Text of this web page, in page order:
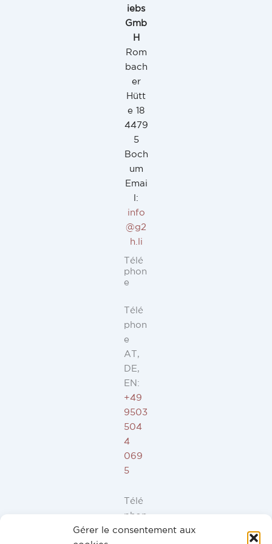
Gérer le consentement aux
iebs
Gmb
H
Rom
bach
er
Hütt
e 18
4479
5
Boch
um
Emai
l:
info
@g2
h.li
Télé
phon
e
Télé
phon
e
AT,
DE,
EN:
+49
9503
504
4
069
5
Télé
phon
e ES,